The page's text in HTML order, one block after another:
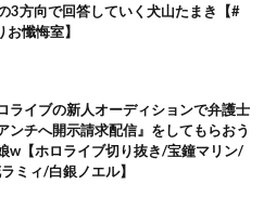
3方向で回答していく犬山たまき【#
懺悔室】
ライブの新人オーディションで弁護士
ンチへ開示請求配信』をしてもらおう
w【ホロライブ切り抜き/宝鐘マリン/
ミィ/白銀ノエル】